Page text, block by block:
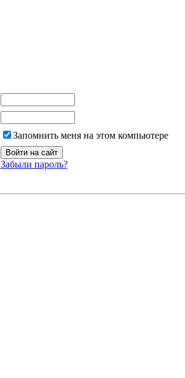
Запомнить меня на этом компьютере
Забыли пароль?